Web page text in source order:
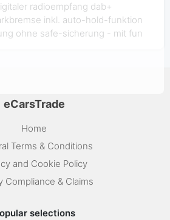
radioempfang dab+
inkl. auto-hold-funktion
ohne safe-sicherung - mit fun
eCarsTrade
Home
Terms & Conditions
and Cookie Policy
Compliance & Claims
selections